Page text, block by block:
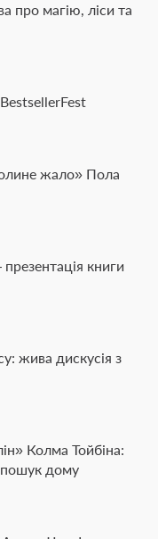
про магію, ліси та
жало» Пола
книги
жива дискусія з
Колма Тойбіна:
пошук дому